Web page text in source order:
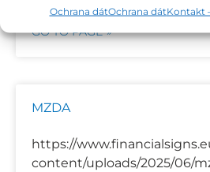
Ochrana dátOchrana dátKontakt
GO TO PAGE »
MZDA
https://
content/uploads/2025/06/